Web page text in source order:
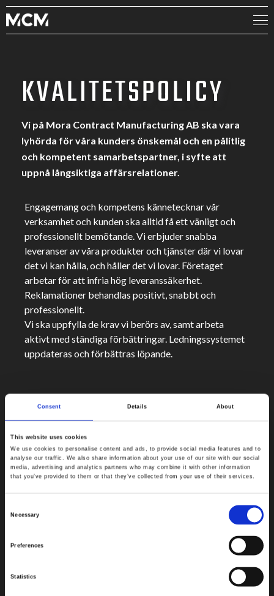
Consent Details About
This website uses cookies
We use cookies to personalise content and ads, to provide social media features and to
analyse our traffic. We also share information about your use of our site with our social
media, advertising and analytics partners who may combine it with other information
that you’ve provided to them or that they’ve collected from your use of their services.
Necessary
Preferences
Statistics
KVALITETSPOLICY
Vi på Mora Contract Manufacturing AB ska vara
lyhörda för våra kunders önskemål och en pålitlig
och kompetent samarbetspartner, i syfte att
uppnå långsiktiga affärsrelationer.
Engagemang och kompetens kännetecknar vår
verksamhet och kunden ska alltid få ett vänligt och
professionellt bemötande. Vi erbjuder snabba
leveranser av våra produkter och tjänster där vi lovar
det vi kan hålla, och håller det vi lovar. Företaget
arbetar för att infria hög leveranssäkerhet.
Reklamationer behandlas positivt, snabbt och
professionellt.
Vi ska uppfylla de krav vi berörs av, samt arbeta
aktivt med ständiga förbättringar. Ledningssystemet
uppdateras och förbättras löpande.